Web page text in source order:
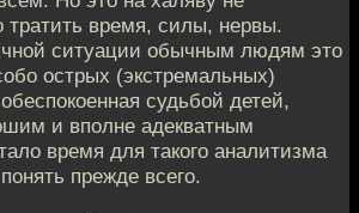
время, силы, нервы.
ситуации обычным людям это
острых (экстремальных)
судьбой детей,
и вполне адекватным
время для такого аналитизма
прежде всего.